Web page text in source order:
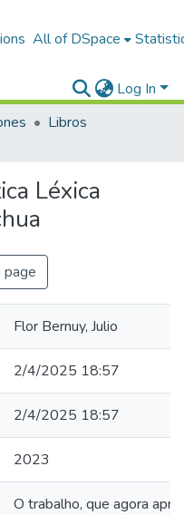
All of DSpace
Log In
Libros
Léxica
Flor Bernuy, Julio
2/4/2025 18:57
2/4/2025 18:57
2023
O trabalho, que agora